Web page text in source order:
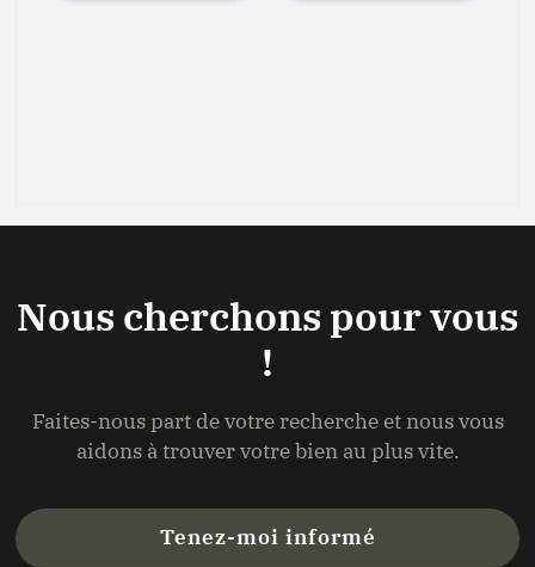
Nous cherchons pour vous
!
Faites-nous part de votre recherche et nous vous
aidons à trouver votre bien au plus vite.
Tenez-moi informé